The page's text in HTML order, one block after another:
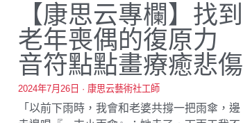
【康思云專欄】找到
老年喪偶的復原力
音符點點畫療癒悲傷
2024年7月26日 · 康思云藝術社工師
「以前下雨時，我會和老婆共撐一把雨傘，邊